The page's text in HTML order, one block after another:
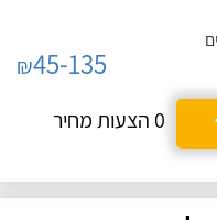
₪45-135
0 הצעות מחיר